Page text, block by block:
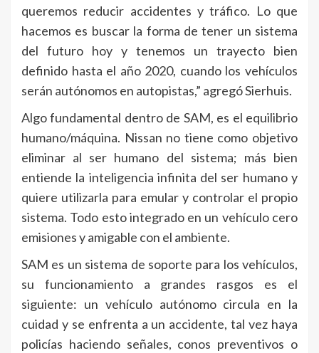
queremos reducir accidentes y tráfico. Lo que
hacemos es buscar la forma de tener un sistema
del futuro hoy y tenemos un trayecto bien
definido hasta el año 2020, cuando los vehículos
serán autónomos en autopistas,” agregó Sierhuis.
Algo fundamental dentro de SAM, es el equilibrio
humano/máquina. Nissan no tiene como objetivo
eliminar al ser humano del sistema; más bien
entiende la inteligencia infinita del ser humano y
quiere utilizarla para emular y controlar el propio
sistema. Todo esto integrado en un vehículo cero
emisiones y amigable con el ambiente.
SAM es un sistema de soporte para los vehículos,
su funcionamiento a grandes rasgos es el
siguiente: un vehículo autónomo circula en la
cuidad y se enfrenta a un accidente, tal vez haya
policías haciendo señales, conos preventivos o